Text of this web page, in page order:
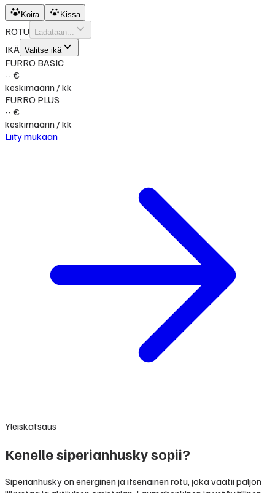
Koira Kissa
ROTU Ladataan...
IKÄ Valitse ikä
FURRO BASIC
-- €
keskimäärin / kk
FURRO PLUS
-- €
keskimäärin / kk
Liity mukaan
Yleiskatsaus
Kenelle siperianhusky sopii?
Siperianhusky on energinen ja itsenäinen rotu, joka vaatii paljon